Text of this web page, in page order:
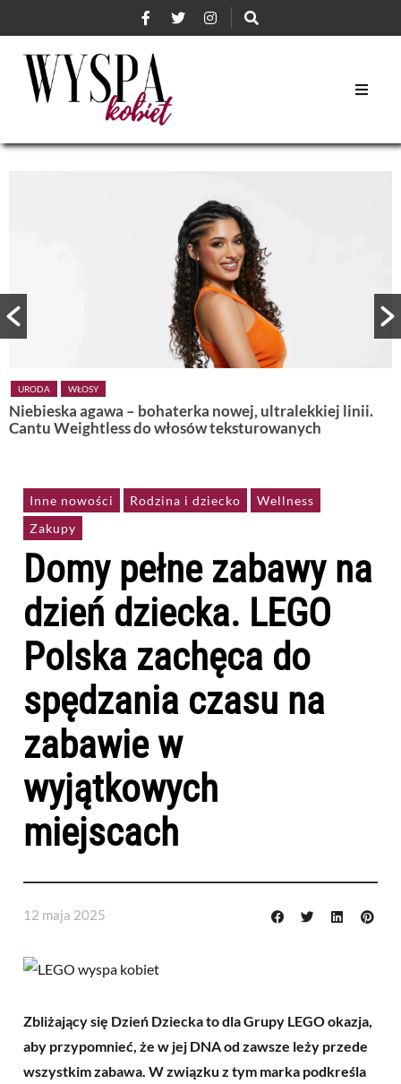
URODA WŁOSY
Niebieska agawa – bohaterka nowej, ultralekkiej linii.
Cantu Weightless do włosów teksturowanych
Inne nowości Rodzina i dziecko
Wellness
Zakupy
Domy pełne zabawy na
dzień dziecka. LEGO
Polska zachęca do
spędzania czasu na
zabawie w
wyjątkowych
miejscach
12 maja 2025
Zbliżający się Dzień Dziecka to dla Grupy LEGO okazja,
aby przypomnieć, że w jej DNA od zawsze leży przede
wszystkim zabawa. W związku z tym marka podkreśla